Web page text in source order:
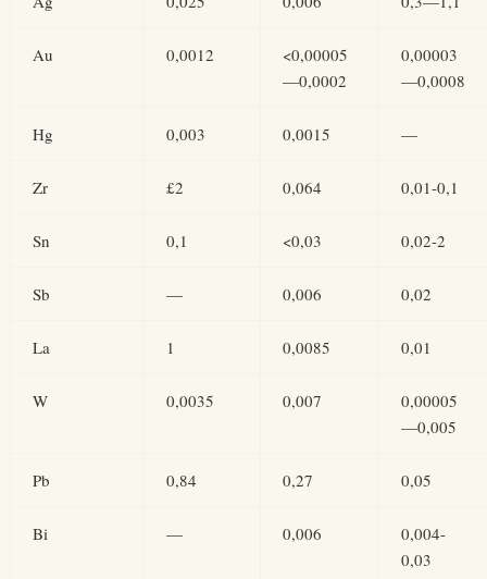
Au 0,0012
<0,00005
—0,0002
0,00003
—0,0008
Hg 0,003 0,0015 —
Zr £2 0,064 0,01-0,1
Sn 0,1 <0,03 0,02-2
Sb — 0,006 0,02
La 1 0,0085 0,01
W 0,0035 0,007
0,00005
—0,005
Pb 0,84 0,27 0,05
Bi — 0,006
0,004-
0,03